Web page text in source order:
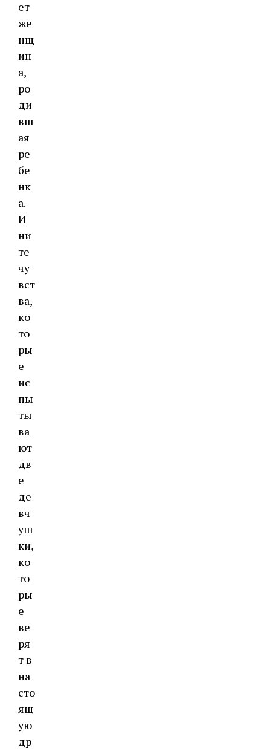
ет
же
нщ
ин
а,
ро
ди
вш
ая
ре
бе
нк
а.
И
ни
те
чу
вст
ва,
ко
то
ры
е
ис
пы
ты
ва
ют
дв
е
де
вч
уш
ки,
ко
то
ры
е
ве
ря
т в
на
сто
ящ
ую
др